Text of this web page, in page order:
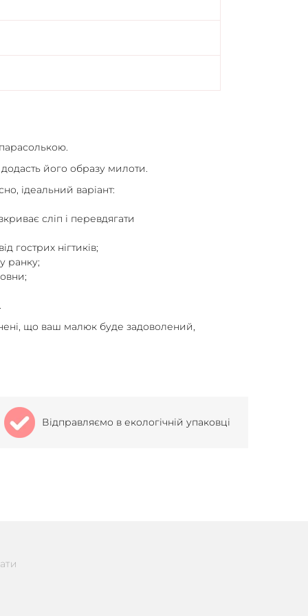
його образу милоти.
ідеальний варіант:
сліп і перевдягати
гострих нігтиків;
ранку;
що ваш малюк буде задоволений,
Відправляємо в екологічній упаковці